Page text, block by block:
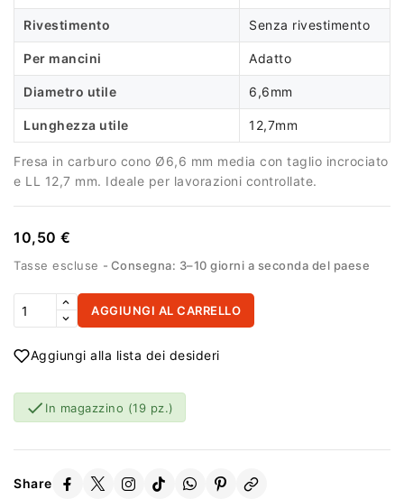
Rivestimento Senza rivestimento
Per mancini Adatto
Diametro utile 6,6mm
Lunghezza utile 12,7mm
Fresa in carburo cono Ø6,6 mm media con taglio incrociato
e LL 12,7 mm. Ideale per lavorazioni controllate.
10,50 €
Tasse escluse Consegna: 3–10 giorni a seconda del paese
AGGIUNGI AL CARRELLO
Aggiungi alla lista dei desideri
 In magazzino (19 pz.)
Share